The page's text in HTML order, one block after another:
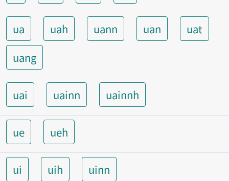
ua uah uann uan
uat
uang
uai uainn uainnh
ue ueh
ui uih uinn